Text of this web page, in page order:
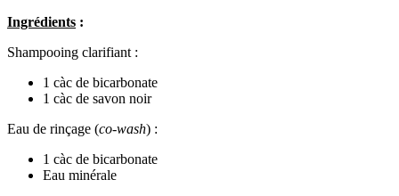
Ingrédients :
Shampooing clarifiant :
1 càc de bicarbonate
1 càc de savon noir
Eau de rinçage (co-wash) :
1 càc de bicarbonate
Eau minérale